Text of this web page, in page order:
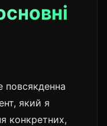
повсякденна
який я
конкретних,